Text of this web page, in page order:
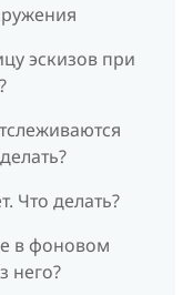
эскизов при
Что делать?
в фоновом
него?